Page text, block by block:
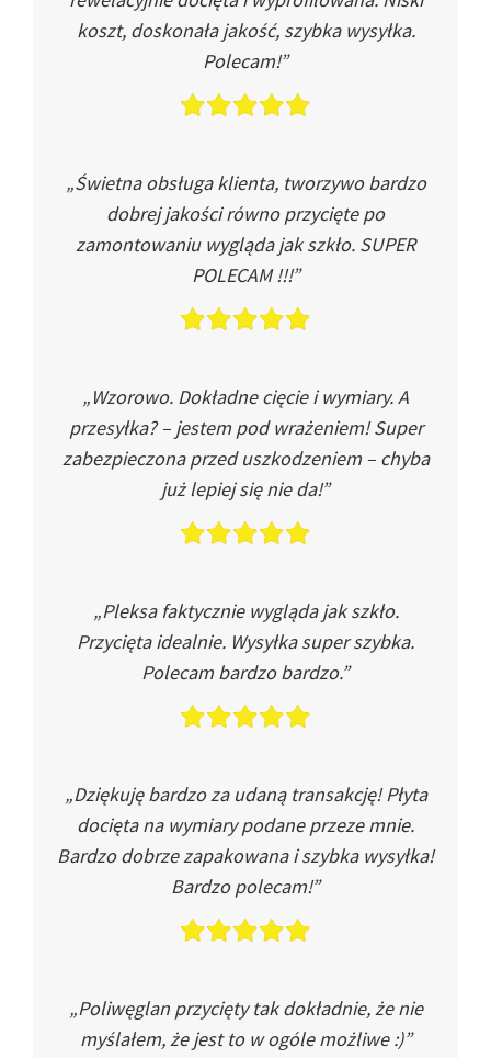
koszt, doskonała jakość, szybka wysyłka.
Polecam!”
„Świetna obsługa klienta, tworzywo bardzo
dobrej jakości równo przycięte po
zamontowaniu wygląda jak szkło. SUPER
POLECAM !!!”
„Wzorowo. Dokładne cięcie i wymiary. A
przesyłka? – jestem pod wrażeniem! Super
zabezpieczona przed uszkodzeniem – chyba
już lepiej się nie da!”
„Pleksa faktycznie wygląda jak szkło.
Przycięta idealnie. Wysyłka super szybka.
Polecam bardzo bardzo.”
„Dziękuję bardzo za udaną transakcję! Płyta
docięta na wymiary podane przeze mnie.
Bardzo dobrze zapakowana i szybka wysyłka!
Bardzo polecam!”
„Poliwęglan przycięty tak dokładnie, że nie
myślałem, że jest to w ogóle możliwe :)”